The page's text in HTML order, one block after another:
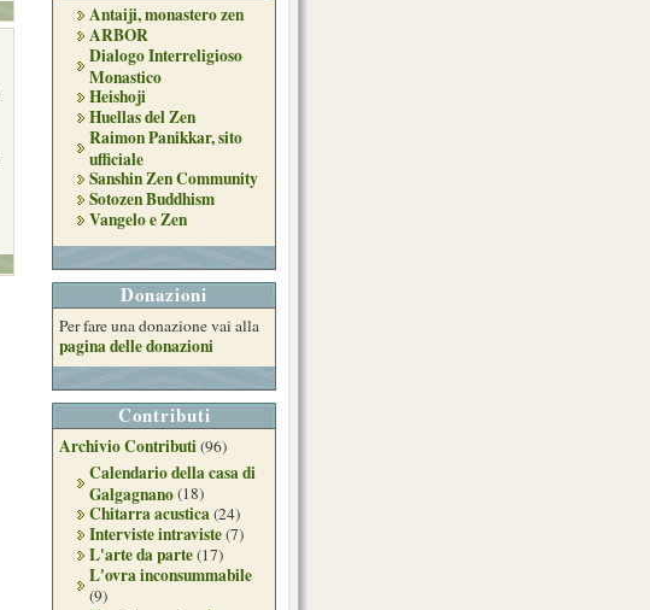
Antaiji, monastero zen
ARBOR
Dialogo Interreligioso
Monastico
Heishoji
Huellas del Zen
Raimon Panikkar, sito
ufficiale
Sanshin Zen Community
Sotozen Buddhism
Vangelo e Zen
Donazioni
Per fare una donazione vai alla
pagina delle donazioni
Contributi
Archivio Contributi(96)
Calendario della casa di
Galgagnano(18)
Chitarra acustica(24)
Interviste intraviste(7)
L'arte da parte(17)
L'ovra inconsummabile
(9)